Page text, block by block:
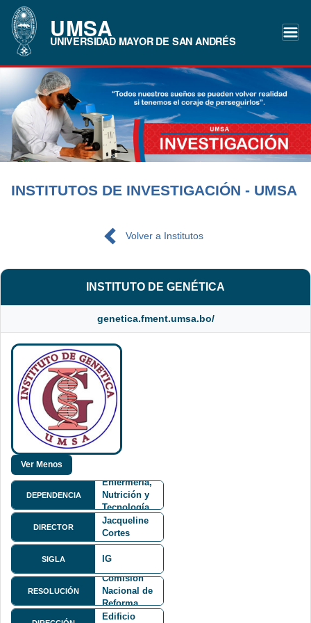
UMSA
UNIVERSIDAD MAYOR DE SAN ANDRÉS
INSTITUTOS DE INVESTIGACIÓN - UMSA
Volver a Institutos
INSTITUTO DE GENÉTICA
genetica.fment.umsa.bo/
DEPENDENCIA
Facultad de
Enfermería,
Nutrición y
Tecnología
Médica
FMENT
DIRECTOR
Dra.
Jacqueline
Cortes
Delgadillo
SIGLA IG
RESOLUCIÓN
Resolución
Comisión
Nacional de
Reforma
Universitaria
Av.
Saavedra
No.2246,
Edificio